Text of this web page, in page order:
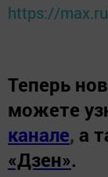
https://
Теперь
можете
канале, а
«Дзен».